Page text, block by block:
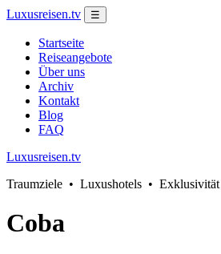
Luxusreisen.tv ☰
Startseite
Reiseangebote
Über uns
Archiv
Kontakt
Blog
FAQ
Luxusreisen.tv
Traumziele • Luxushotels • Exklusivität
Coba